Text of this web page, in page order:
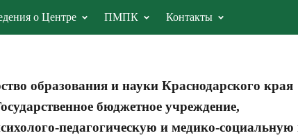
о Центре ПМПК Контакты
образования и науки Краснодарского края
бюджетное учреждение,
педагогическую и медико-